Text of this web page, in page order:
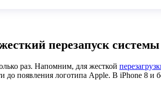
перезапуск системы
раз. Напомним, для жесткой
появления логотипа Apple. В iPhone 8 и